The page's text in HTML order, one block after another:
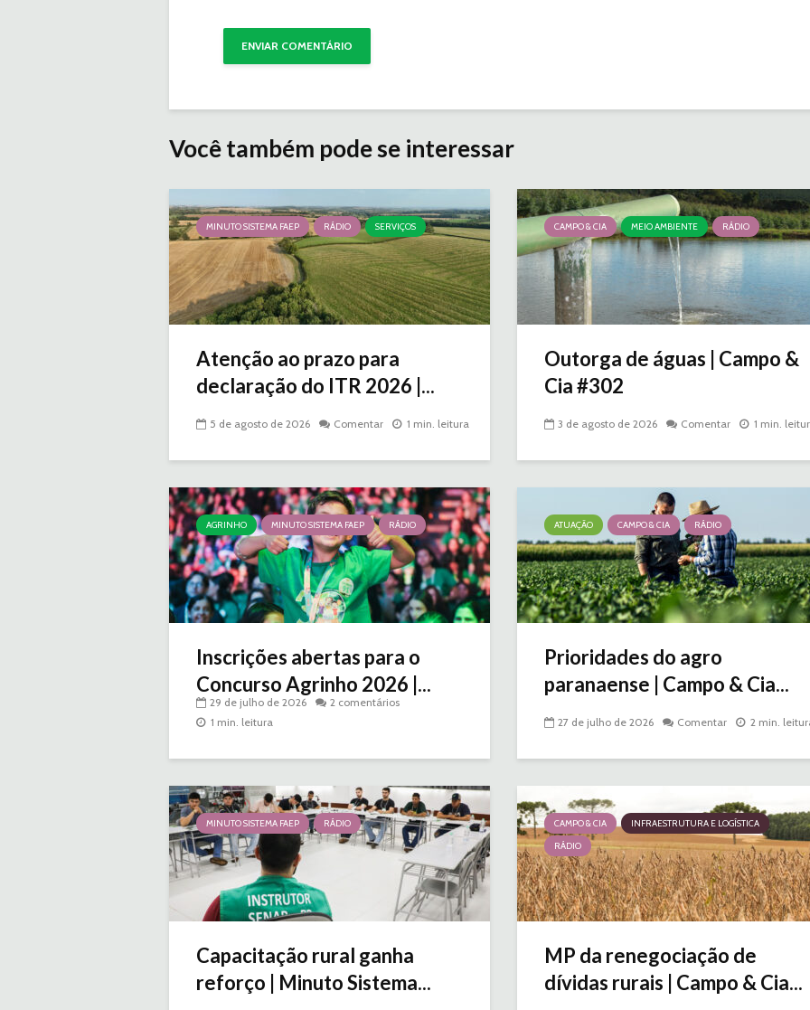
Você também pode se interessar
MINUTO SISTEMA FAEP RÁDIO SERVIÇOS
Atenção ao prazo para
declaração do ITR 2026 |...
5 de agosto de 2026 Comentar 1 min. leitura
CAMPO & CIA MEIO AMBIENTE RÁDIO
Outorga de águas | Campo &
Cia #302
3 de agosto de 2026 Comentar 1 min.
AGRINHO MINUTO SISTEMA FAEP RÁDIO
Inscrições abertas para o
Concurso Agrinho 2026 |...
29 de julho de 2026
2 comentários
1 min. leitura
ATUAÇÃO CAMPO & CIA RÁDIO
Prioridades do agro
paranaense | Campo & Cia...
27 de julho de 2026 Comentar 2 min.
MINUTO SISTEMA FAEP RÁDIO
Capacitação rural ganha
reforço | Minuto Sistema...
CAMPO & CIA
INFRAESTRUTURA E LOGÍSTICA
RÁDIO
MP da renegociação de
dívidas rurais | Campo & Cia...